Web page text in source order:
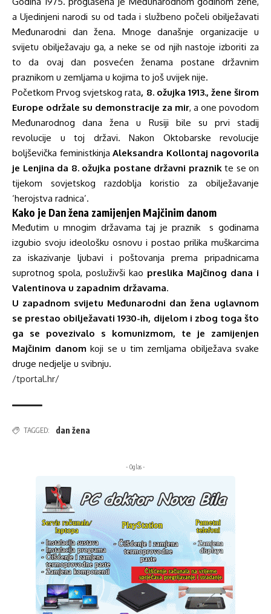
a Ujedinjeni narodi su od tada i službeno počeli obilježavati
Međunarodni dan žena. Mnoge današnje organizacije u
svijetu obilježavaju ga, a neke se od njih nastoje izboriti za
to da ovaj dan posvećen ženama postane državnim
praznikom u zemljama u kojima to još uvijek nije.
Početkom Prvog svjetskog rata, 8. ožujka 1913., žene širom
Europe održale su demonstracije za mir, a one povodom
Međunarodnog dana žena u Rusiji bile su prvi stadij
revolucije u toj državi. Nakon Oktobarske revolucije
boljševička feministkinja Aleksandra Kollontaj nagovorila
je Lenjina da 8. ožujka postane državni praznikte se on
tijekom sovjetskog razdoblja koristio za obilježavanje
‘herojstva radnica’.
Kako je Dan žena zamijenjen Majčinim danom
Međutim u mnogim državama taj je praznik s godinama
izgubio svoju ideološku osnovu i postao prilika muškarcima
za iskazivanje ljubavi i poštovanja prema pripadnicama
suprotnog spola, posluživši kao preslika Majčinog dana i
Valentinova u zapadnim državama.
U zapadnom svijetu Međunarodni dan žena uglavnom
se prestao obilježavati 1930-ih, dijelom i zbog toga što
ga se povezivalo s komunizmom,
te je zamijenjen
Majčinim danomkoji se u tim zemljama obilježava svake
druge nedjelje u svibnju.
/tportal.hr/
TAGGED: dan žena
- Oglas -